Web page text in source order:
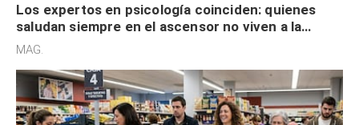
Los expertos en psicología coinciden: quienes
saludan siempre en el ascensor no viven a la
defensiva y tienen apertura social
MAG.